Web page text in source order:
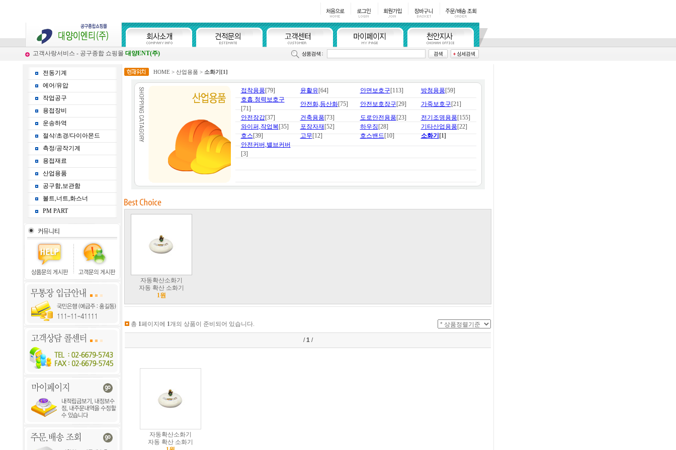
고객사랑서비스 - 공구종합 쇼핑몰 대양ENT(주)
전동기계
에어/유압
작업공구
용접장비
운송하역
절삭/초경/다이아몬드
측정/공작기계
용접재료
산업용품
공구함,보관함
볼트,너트,화스너
PM PART
HOME > 산업용품 > 소화기[1]
접착용품 [79] 윤활유 [64] 안면보호구 [113] 방청용품 [59]
호흡.청력보호구
[71]
안전화,등산화[75] 안전보호장구 [29] 가죽보호구 [21]
안전장갑[37] 건축용품 [73] 도로안전용품 [23] 전기조명용품 [155]
와이퍼,작업복 [35] 포장자재 [52] 하우징 [28] 기타산업용품 [22]
호스 [39] 고무 [12] 호스밴드 [10] 소화기 [1]
안전커버,밸브커버
[3]
자동확산소화기
자동 확산 소화기
1원
총 1페이지에 1개의 상품이 준비되어 있습니다.
/1/
자동확산소화기
자동 확산 소화기